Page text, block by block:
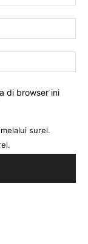
di browser ini
surel.